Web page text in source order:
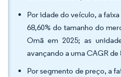
Por idade do veículo, a
68,60% do tamanho do
Omã em 2025; as
avançando a uma CAGR de
Por segmento de preço, a